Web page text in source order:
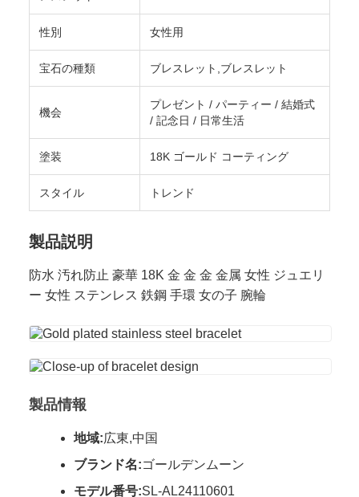
性別 女性用
宝石の種類 ブレスレット,ブレスレット
機会
プレゼント / パーティー / 結婚式
/ 記念日 / 日常生活
塗装 18K ゴールド コーティング
スタイル トレンド
製品説明
防水 汚れ防止 豪華 18K 金 金 金 金属 女性 ジュエリ
ー 女性 ステンレス 鉄鋼 手環 女の子 腕輪
製品情報
地域:広東,中国
ブランド名:ゴールデンムーン
モデル番号:SL-AL24110601